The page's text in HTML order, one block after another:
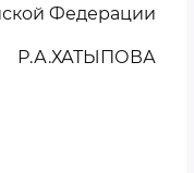
Федерации
Р.А.ХАТЫПОВА